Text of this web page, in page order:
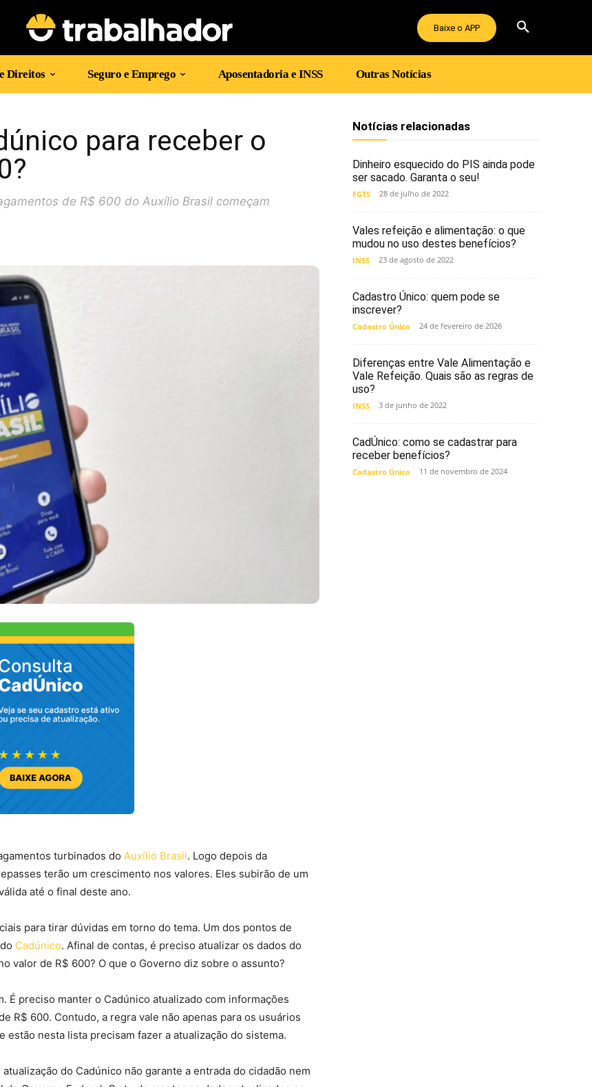
Baixe o APP
Direitos Seguro e Emprego Aposentadoria e INSS Outras Notícias
para receber o
de R$ 600 do Auxílio Brasil começam
turbinados do Auxílio Brasil. Logo depois da
terão um crescimento nos valores. Eles subirão de um
até o final deste ano.
para tirar dúvidas em torno do tema. Um dos pontos de
Cadúnico. Afinal de contas, é preciso atualizar os dados do
valor de R$ 600? O que o Governo diz sobre o assunto?
É preciso manter o Cadúnico atualizado com informações
R$ 600. Contudo, a regra vale não apenas para os usuários
nesta lista precisam fazer a atualização do sistema.
do Cadúnico não garante a entrada do cidadão nem
Notícias relacionadas
Dinheiro esquecido do PIS ainda pode
ser sacado. Garanta o seu!
FGTS 28 de julho de 2022
Vales refeição e alimentação: o que
mudou no uso destes benefícios?
INSS 23 de agosto de 2022
Cadastro Único: quem pode se
inscrever?
Cadastro Único 24 de fevereiro de 2026
Diferenças entre Vale Alimentação e
Vale Refeição. Quais são as regras de
uso?
INSS 3 de junho de 2022
CadÚnico: como se cadastrar para
receber benefícios?
Cadastro Único 11 de novembro de 2024